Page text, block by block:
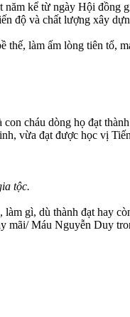
kể từ ngày Hội đồng
độ và chất lượng xây
làm ấm lòng tiên tổ,
cháu dòng họ đạt
đạt được học vị
tộc.
gì, dù thành đạt hay
mãi/ Máu Nguyễn Duy